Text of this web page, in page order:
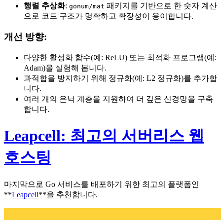
행렬 추상화: gonum/mat 패키지를 기반으로 한 숫자 계산
으로 코드 구조가 명확하고 확장성이 용이합니다.
개선 방향:
다양한 활성화 함수(예: ReLU) 또는 최적화 프로그램(예:
Adam)을 실험해 봅니다.
과적합을 방지하기 위해 정규화(예: L2 정규화)를 추가합
니다.
여러 개의 은닉 계층을 지원하여 더 깊은 신경망을 구축
합니다.
Leapcell: 최고의 서버리스 웹
호스팅
마지막으로 Go 서비스를 배포하기 위한 최고의 플랫폼인
**Leapcell**을 추천합니다.